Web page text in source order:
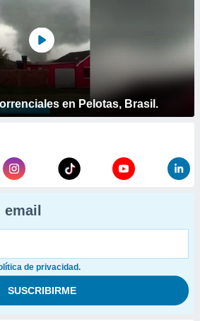
en Pelotas, Brasil.
de privacidad.